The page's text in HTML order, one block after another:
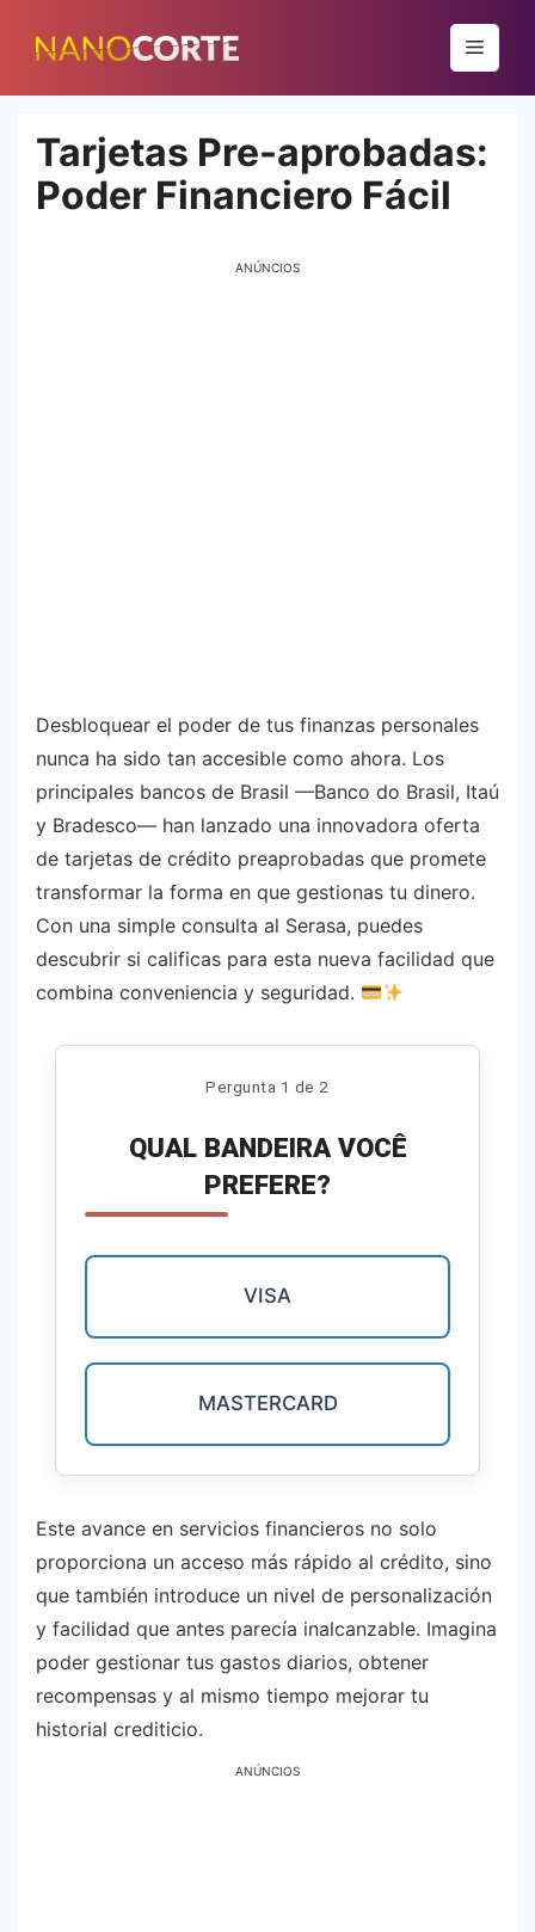
para
conteúdo
Menu
Tarjetas Pre-aprobadas:
Poder Financiero Fácil
ANÚNCIOS
Desbloquear el poder de tus finanzas personales
nunca ha sido tan accesible como ahora. Los
principales bancos de Brasil —Banco do Brasil, Itaú
y Bradesco— han lanzado una innovadora oferta
de tarjetas de crédito preaprobadas que promete
transformar la forma en que gestionas tu dinero.
Con una simple consulta al Serasa, puedes
descubrir si calificas para esta nueva facilidad que
combina conveniencia y seguridad.
Pergunta 1 de 2
QUAL BANDEIRA VOCÊ
PREFERE?
VISA
MASTERCARD
Este avance en servicios financieros no solo
proporciona un acceso más rápido al crédito, sino
que también introduce un nivel de personalización
y facilidad que antes parecía inalcanzable. Imagina
poder gestionar tus gastos diarios, obtener
recompensas y al mismo tiempo mejorar tu
historial crediticio.
ANÚNCIOS